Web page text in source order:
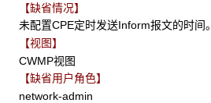
【缺省情况】
未配置CPE定时发送Inform报文的时间。
【视图】
CWMP视图
【缺省用户角色】
network-admin